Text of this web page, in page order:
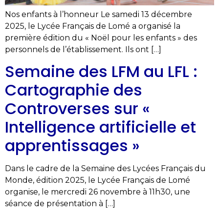
Nos enfants à l’honneur Le samedi 13 décembre
2025, le Lycée Français de Lomé a organisé la
première édition du « Noël pour les enfants » des
personnels de l’établissement. Ils ont […]
Semaine des LFM au LFL :
Cartographie des
Controverses sur «
Intelligence artificielle et
apprentissages »
Dans le cadre de la Semaine des Lycées Français du
Monde, édition 2025, le Lycée Français de Lomé
organise, le mercredi 26 novembre à 11h30, une
séance de présentation à […]